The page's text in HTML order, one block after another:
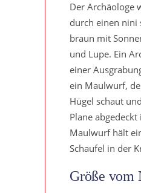
Der Archäologe
durch einen nini
braun mit
und Lupe. Ein
einer
ein Maulwurf,
Hügel schaut
Plane abgedeckt
Maulwurf hält
Schaufel in der
Größe vom